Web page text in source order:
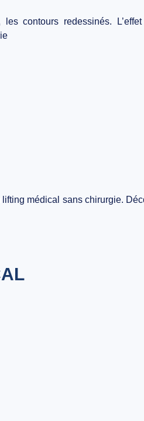
contours redessinés.
lifting médical sans chirurgie.